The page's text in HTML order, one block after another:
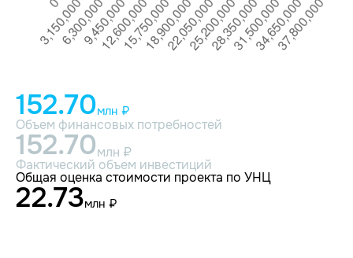
152.70млн ₽
Объем финансовых потребностей
152.70млн ₽
Фактический объем инвестиций
Общая оценка стоимости проекта по УНЦ
22.73млн ₽